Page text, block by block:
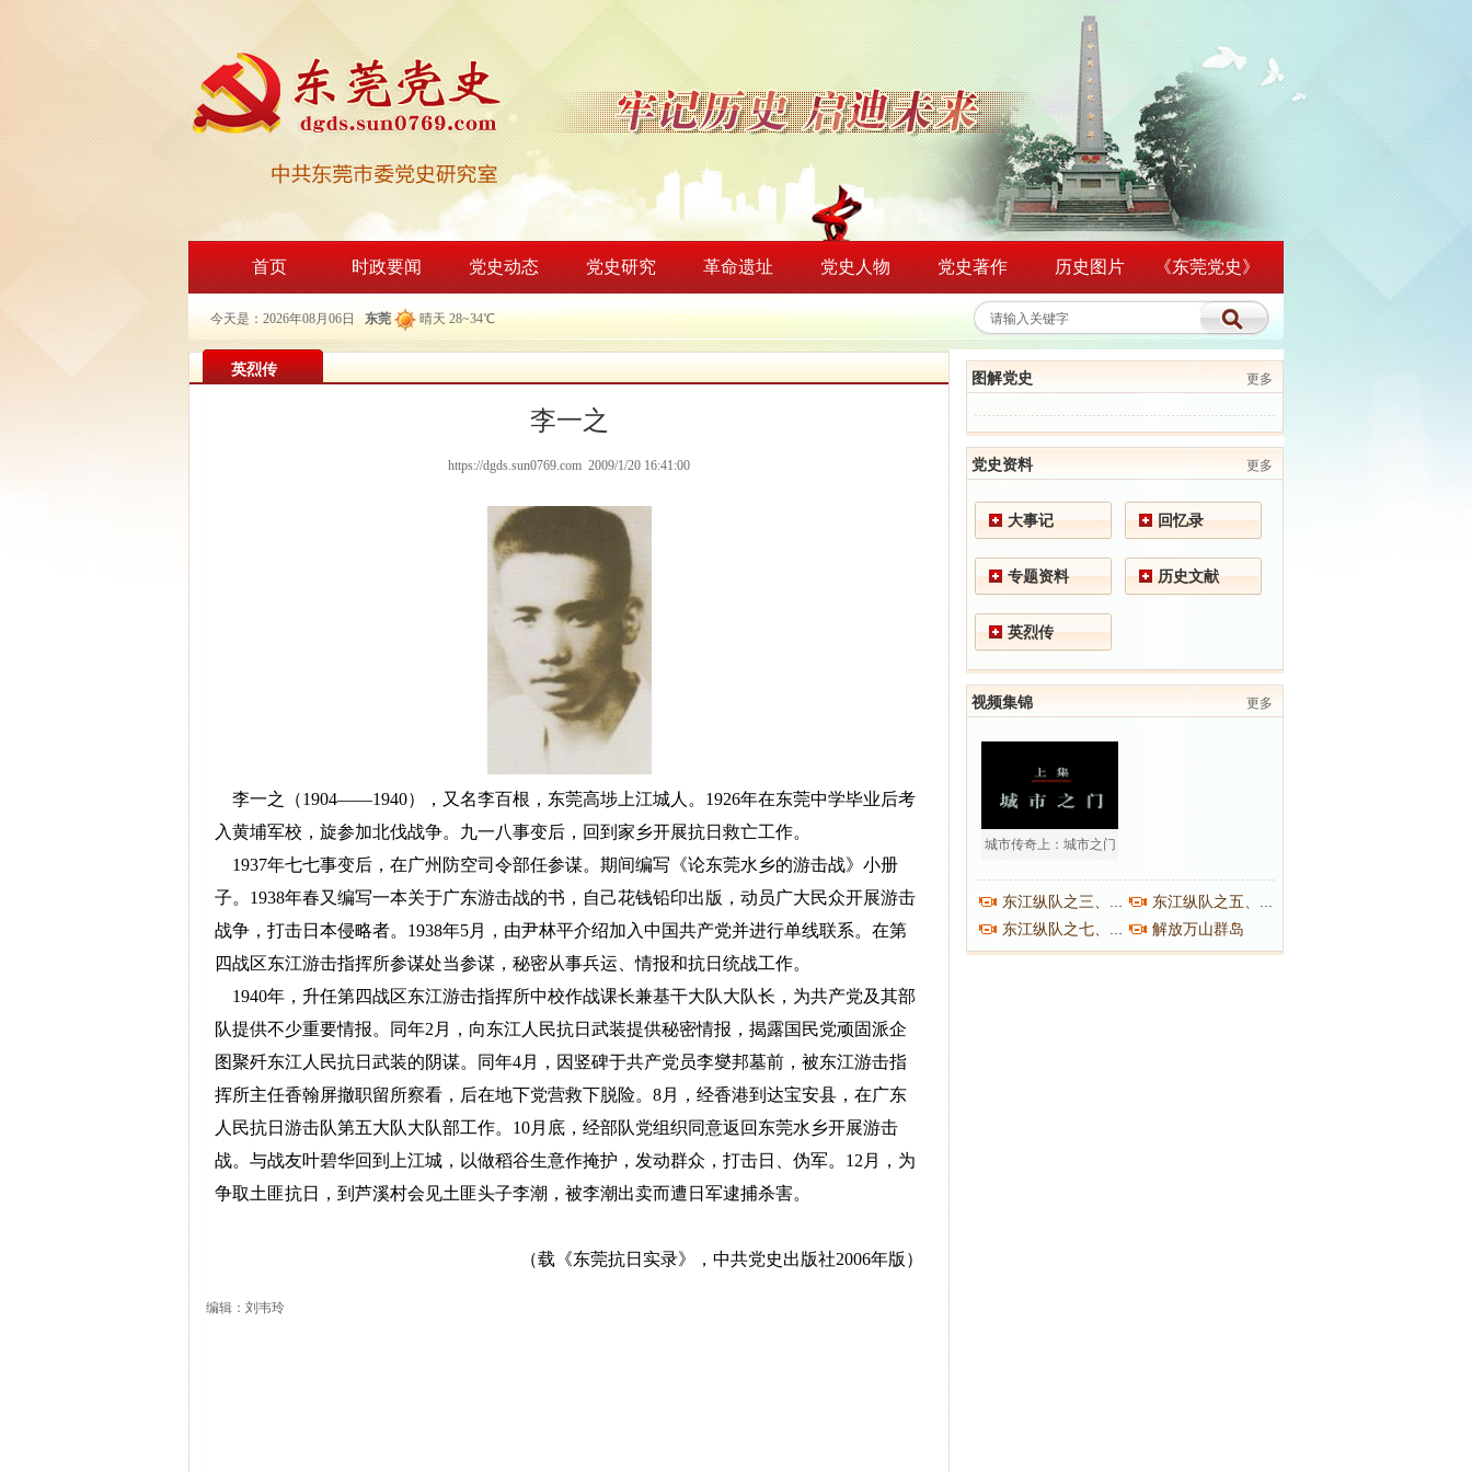
首页 时政要闻 党史动态 党史研究 革命遗址 党史人物 党史著作 历史图片 《东莞党史》
今天是：2026年08月06日 东莞 晴天 28~34℃
英烈传
李一之
https://dgds.sun0769.com 2009/1/20 16:41:00
李一之（1904——1940），又名李百根，东莞高埗上江城人。1926年在东莞中学毕业后考
入黄埔军校，旋参加北伐战争。九一八事变后，回到家乡开展抗日救亡工作。
1937年七七事变后，在广州防空司令部任参谋。期间编写《论东莞水乡的游击战》小册
子。1938年春又编写一本关于广东游击战的书，自己花钱铅印出版，动员广大民众开展游击
战争，打击日本侵略者。1938年5月，由尹林平介绍加入中国共产党并进行单线联系。在第
四战区东江游击指挥所参谋处当参谋，秘密从事兵运、情报和抗日统战工作。
1940年，升任第四战区东江游击指挥所中校作战课长兼基干大队大队长，为共产党及其部
队提供不少重要情报。同年2月，向东江人民抗日武装提供秘密情报，揭露国民党顽固派企
图聚歼东江人民抗日武装的阴谋。同年4月，因竖碑于共产党员李燮邦墓前，被东江游击指
挥所主任香翰屏撤职留所察看，后在地下党营救下脱险。8月，经香港到达宝安县，在广东
人民抗日游击队第五大队大队部工作。10月底，经部队党组织同意返回东莞水乡开展游击
战。与战友叶碧华回到上江城，以做稻谷生意作掩护，发动群众，打击日、伪军。12月，为
争取土匪抗日，到芦溪村会见土匪头子李潮，被李潮出卖而遭日军逮捕杀害。
（载《东莞抗日实录》，中共党史出版社2006年版）
编辑：刘韦玲
图解党史 更多
党史资料 更多
大事记 回忆录
专题资料 历史文献
英烈传
视频集锦 更多
城市传奇上：城市之门
东江纵队之三、之四
东江纵队之五、之六
东江纵队之七、之八
解放万山群岛